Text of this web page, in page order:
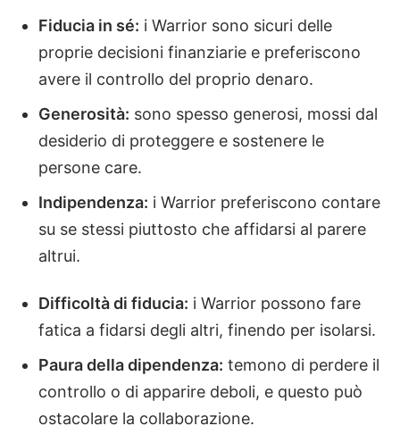
Fiducia in sé: i Warrior sono sicuri delle
proprie decisioni finanziarie e preferiscono
avere il controllo del proprio denaro.
Generosità: sono spesso generosi, mossi dal
desiderio di proteggere e sostenere le
persone care.
Indipendenza: i Warrior preferiscono contare
su se stessi piuttosto che affidarsi al parere
altrui.
Difficoltà di fiducia: i Warrior possono fare
fatica a fidarsi degli altri, finendo per isolarsi.
Paura della dipendenza: temono di perdere il
controllo o di apparire deboli, e questo può
ostacolare la collaborazione.